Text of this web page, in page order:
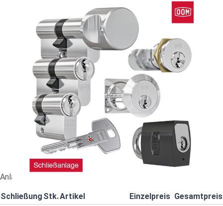
Nachbestellung DOM rs Sirius (RS7SI) #90805
86,35 €
vč. 19% DPH,beznákladů na dopravu
- +
Dodací lhůta: 2-4 Wochen
Porovnat
Anlagennummer: BZ643453
Schließung Stk.Artikel Einzelpreis Gesamtpreis